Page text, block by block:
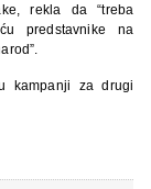
rekla da “treba
predstavnike na
kampanji za drugi